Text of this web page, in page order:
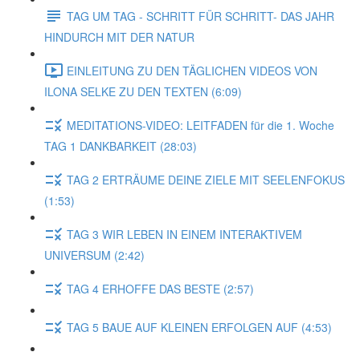
TAG UM TAG - SCHRITT FÜR SCHRITT- DAS JAHR
HINDURCH MIT DER NATUR
EINLEITUNG ZU DEN TÄGLICHEN VIDEOS VON
ILONA SELKE ZU DEN TEXTEN (6:09)
MEDITATIONS-VIDEO: LEITFADEN für die 1. Woche
TAG 1 DANKBARKEIT (28:03)
TAG 2 ERTRÄUME DEINE ZIELE MIT SEELENFOKUS
(1:53)
TAG 3 WIR LEBEN IN EINEM INTERAKTIVEM
UNIVERSUM (2:42)
TAG 4 ERHOFFE DAS BESTE (2:57)
TAG 5 BAUE AUF KLEINEN ERFOLGEN AUF (4:53)